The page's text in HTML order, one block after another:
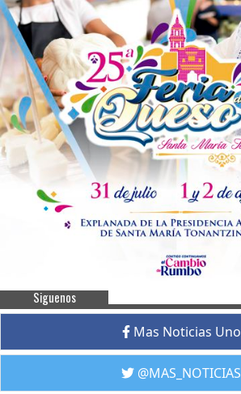
Siguenos
Mas Noticias Uno
@MAS_NOTICIAS